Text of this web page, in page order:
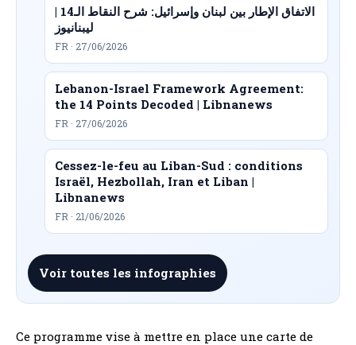
الاتفاق الإطار بين لبنان وإسرائيل: شرح النقاط الـ14 |
ليبنانيوز
FR · 27/06/2026
Lebanon-Israel Framework Agreement:
the 14 Points Decoded | Libnanews
FR · 27/06/2026
Cessez-le-feu au Liban-Sud : conditions
Israël, Hezbollah, Iran et Liban |
Libnanews
FR · 21/06/2026
Voir toutes les infographies
Ce programme vise à mettre en place une carte de